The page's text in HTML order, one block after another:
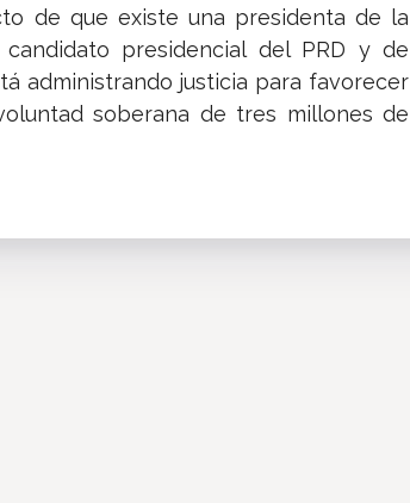
de que existe una presidenta de la
presidencial del PRD y de
administrando justicia para favorecer
soberana de tres millones de